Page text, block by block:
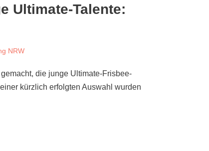
Ultimate-Talente:
NRW
die junge Ultimate-Frisbee-
kürzlich erfolgten Auswahl wurden